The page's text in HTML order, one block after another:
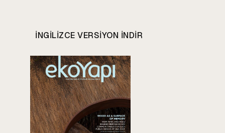
INGILIZCE VERSIYON INDIR